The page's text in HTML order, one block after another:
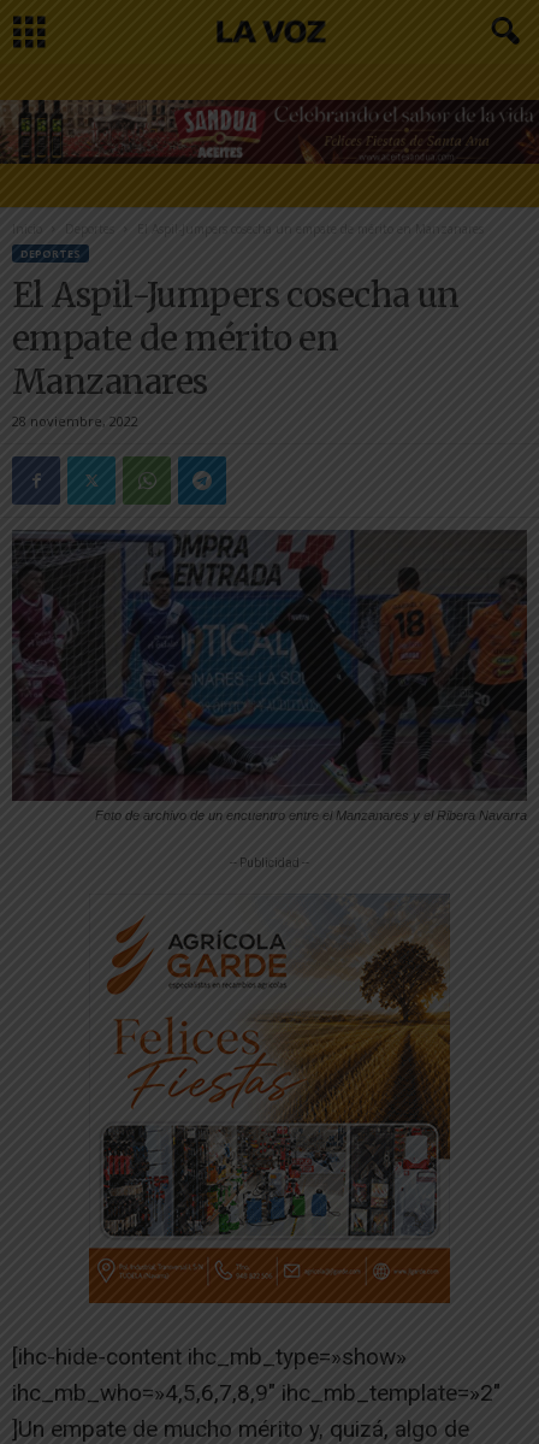
Inicio El Aspil-Jumpers cosecha un empate de mérito en Manzanares
DEPORTES
El Aspil-Jumpers cosecha un
empate de mérito en
Manzanares
28 noviembre, 2022
Foto de archivo de un encuentro entre el Manzanares y el Ribera Navarra
-- Publicidad --
[ihc-hide-content ihc_mb_type=»show»
ihc_mb_who=»4,5,6,7,8,9″ ihc_mb_template=»2″
]Un empate de mucho mérito y, quizá, algo de